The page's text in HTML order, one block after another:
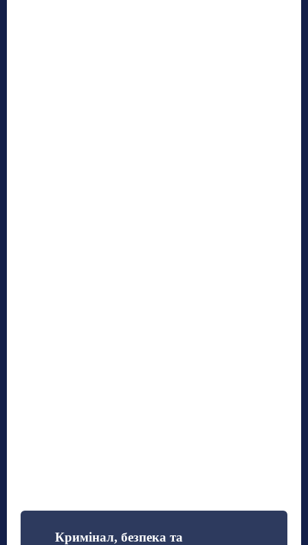
Кримінал, безпека та